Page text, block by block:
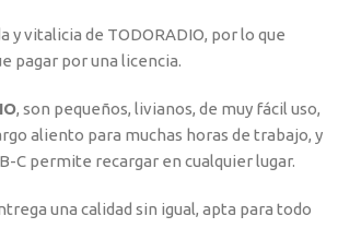
y vitalicia de TODORADIO, por lo que
pagar por una licencia.
, son pequeños, livianos, de muy fácil uso,
aliento para muchas horas de trabajo, y
C permite recargar en cualquier lugar.
una calidad sin igual, apta para todo